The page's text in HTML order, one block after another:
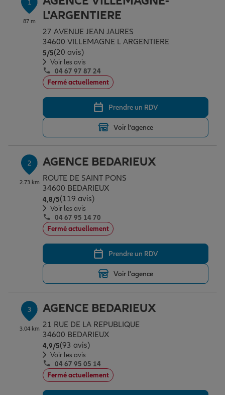
Assurance emprunteur
Prévoyance et dépendance
Assurance animal de compagnie
Protection de la famille
Protection juridique
Épargne & retraite
Plan épargne retraite
Assurance vie
Placements financiers
Transmission
Vos projets
Partir en vacances
Déménager
Départ à la retraite
Préparer l’avenir
Conseil assurance
Outre-mer
Assurance habitation
Le Pack Famille
Garantie des accidents de la vie
Assurance scolaire
Protection juridique
Retraite
Allianz en France
1
87 m
L'ARGENTIERE
27 AVENUE JEAN JAURES
34600 VILLEMAGNE L ARGENTIERE
5/5Note de 5 sur 5
(20 avis)
Voir les avis
04 67 97 87 24
Fermé actuellement
Prendre un RDV
Voir l'agence
2
2.73 km
AGENCE BEDARIEUX
ROUTE DE SAINT PONS
34600 BEDARIEUX
4,8/5Note de 4.8 sur 5
(119 avis)
Voir les avis
04 67 95 14 70
Fermé actuellement
Prendre un RDV
Voir l'agence
3
3.04 km
AGENCE BEDARIEUX
21 RUE DE LA REPUBLIQUE
34600 BEDARIEUX
4,9/5Note de 4.9 sur 5
(93 avis)
Voir les avis
04 67 95 05 14
Fermé actuellement